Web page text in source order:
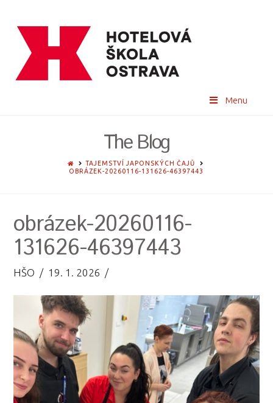
Menu
The Blog
HOMETAJEMSTVÍ JAPONSKÝCH ČAJŮ
OBRÁZEK-20260116-131626-46397443
obrázek-20260116-
131626-46397443
HŠO 19. 1. 2026